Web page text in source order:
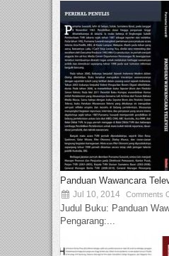
Panduan Wawancara
Jul 10, 2014 Comments
Judul Buku: Panduan
Pengarang:...